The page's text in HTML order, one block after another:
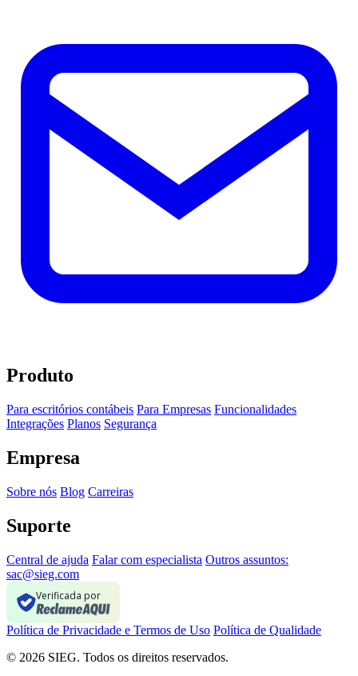
Produto
Para escritórios contábeis Para Empresas Funcionalidades
Integrações Planos Segurança
Empresa
Sobre nós Blog Carreiras
Suporte
Central de ajuda Falar com especialista Outros assuntos:
sac@sieg.com
Verificada por
Política de Privacidade e Termos de Uso Política de Qualidade
© 2026 SIEG. Todos os direitos reservados.